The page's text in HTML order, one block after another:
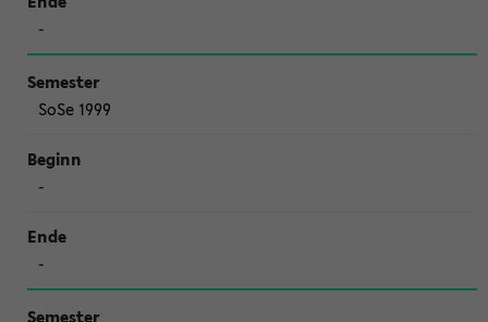
-
SoSe 1999
-
-